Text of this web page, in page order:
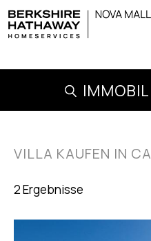
VILLA KAUFEN IN
2 Ergebnisse